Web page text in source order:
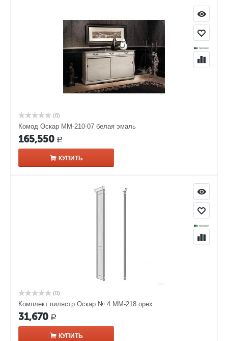
(0)
Комод Оскар ММ-210-07 белая эмаль
165,550 Р
КУПИТЬ
(0)
Комплект пилястр Оскар № 4 ММ-218 орех
31,670 Р
КУПИТЬ